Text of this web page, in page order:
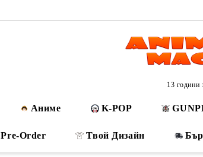
13 години
Аниме K-POP
Pre-Order Твой Дизайн